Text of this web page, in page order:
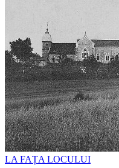
LA FAȚA LOCULUI